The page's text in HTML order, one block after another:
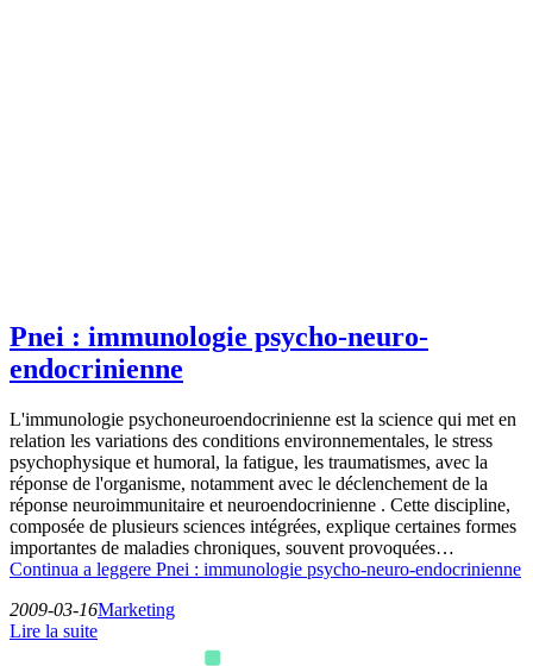
Pnei : immunologie psycho-neuro-
endocrinienne
L'immunologie psychoneuroendocrinienne est la science qui met en
relation les variations des conditions environnementales, le stress
psychophysique et humoral, la fatigue, les traumatismes, avec la
réponse de l'organisme, notamment avec le déclenchement de la
réponse neuroimmunitaire et neuroendocrinienne . Cette discipline,
composée de plusieurs sciences intégrées, explique certaines formes
importantes de maladies chroniques, souvent provoquées…
Continua a leggere Pnei : immunologie psycho-neuro-endocrinienne
2009-03-16Marketing
Lire la suite